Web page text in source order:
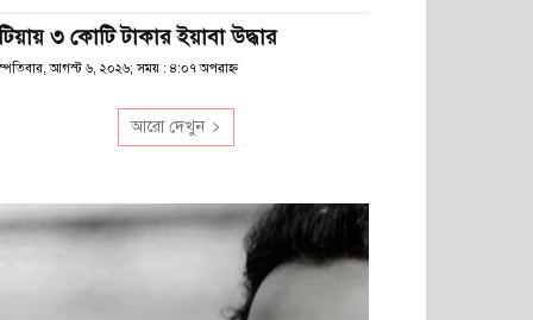
৩ কোটি টাকার ইয়াবা উদ্ধার
আগস্ট ৬, ২০২৬; সময় : ৪:০৭ অপরাহ্ণ
আরো দেখুন